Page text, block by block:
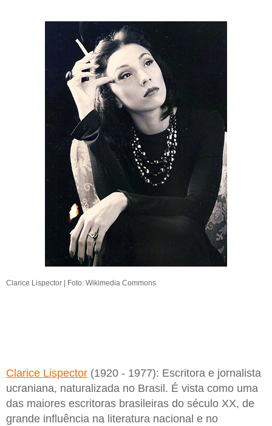
Clarice Lispector | Foto: Wikimedia Commons
Clarice Lispector (1920 - 1977): Escritora e jornalista
ucraniana, naturalizada no Brasil. É vista como uma
das maiores escritoras brasileiras do século XX, de
grande influência na literatura nacional e no